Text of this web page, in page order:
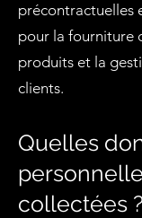
précontractuelles
pour la fourniture
produits et la
clients.
Quelles
collectées ?